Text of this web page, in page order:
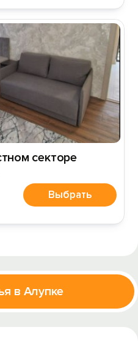
секторе
Выбрать
в Алупке